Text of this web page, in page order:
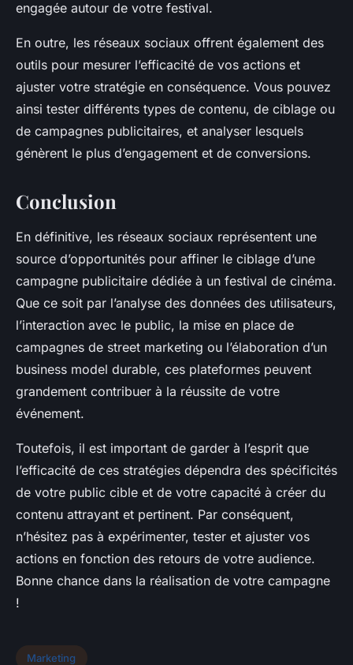
engagée autour de votre festival.
En outre, les réseaux sociaux offrent également des
outils pour mesurer l’efficacité de vos actions et
ajuster votre stratégie en conséquence. Vous pouvez
ainsi tester différents types de contenu, de ciblage ou
de campagnes publicitaires, et analyser lesquels
génèrent le plus d’engagement et de conversions.
Conclusion
En définitive, les réseaux sociaux représentent une
source d’opportunités pour affiner le ciblage d’une
campagne publicitaire dédiée à un festival de cinéma.
Que ce soit par l’analyse des données des utilisateurs,
l’interaction avec le public, la mise en place de
campagnes de street marketing ou l’élaboration d’un
business model durable, ces plateformes peuvent
grandement contribuer à la réussite de votre
événement.
Toutefois, il est important de garder à l’esprit que
l’efficacité de ces stratégies dépendra des spécificités
de votre public cible et de votre capacité à créer du
contenu attrayant et pertinent. Par conséquent,
n’hésitez pas à expérimenter, tester et ajuster vos
actions en fonction des retours de votre audience.
Bonne chance dans la réalisation de votre campagne
!
Marketing